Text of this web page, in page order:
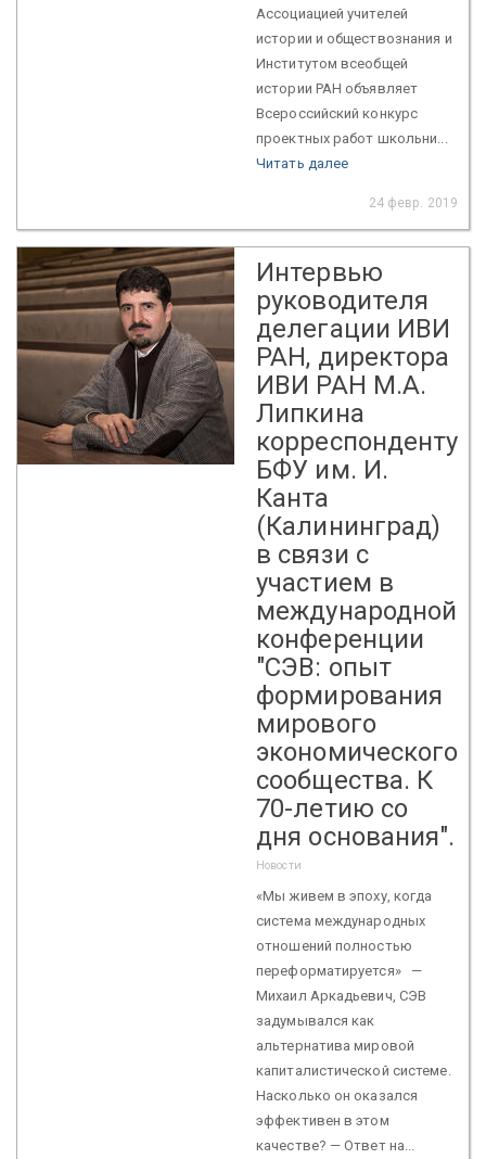
Ассоциацией учителей
истории и обществознания и
Институтом всеобщей
истории РАН объявляет
Всероссийский конкурс
проектных работ школьни...
Читать далее
24 февр. 2019
Интервью
руководителя
делегации ИВИ
РАН, директора
ИВИ РАН М.А.
Липкина
корреспонденту
БФУ им. И.
Канта
(Калининград)
в связи с
участием в
международной
конференции
"СЭВ: опыт
формирования
мирового
экономического
сообщества. К
70-летию со
дня основания".
Новости
«Мы живем в эпоху, когда
система международных
отношений полностью
переформатируется» —
Михаил Аркадьевич, СЭВ
задумывался как
альтернатива мировой
капиталистической системе.
Насколько он оказался
эффективен в этом
качестве? — Ответ на...